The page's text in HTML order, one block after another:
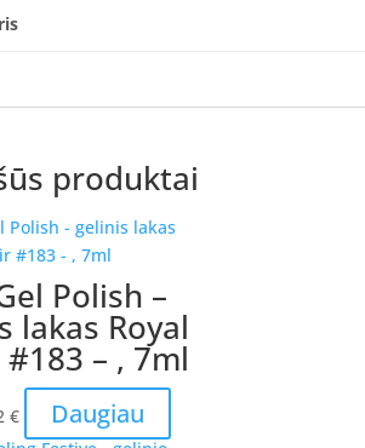
produktai
Polish –
lakas Royal
– , 7ml
€Current
price
Daugiau